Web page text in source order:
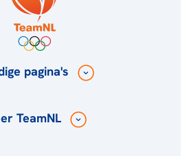
pagina's
TeamNL